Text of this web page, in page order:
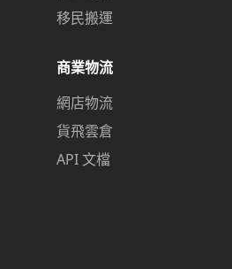
移民搬運
商業物流
網店物流
貨飛雲倉
API 文檔